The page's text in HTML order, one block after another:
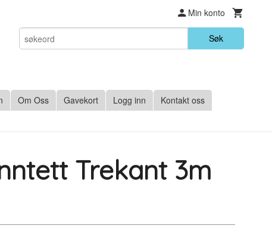
Min konto
Søk
Om Oss Gavekort Logg inn Kontakt oss
Trekant 3m